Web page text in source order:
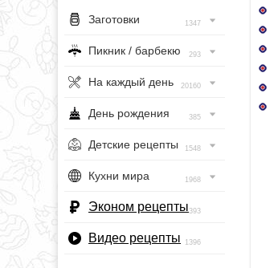
Заготовки 1347
Пикник / барбекю 293
На каждый день 20160
День рождения 385
Детские рецепты 1548
Кухни мира 1968
Эконом рецепты393
Видео рецепты 1396